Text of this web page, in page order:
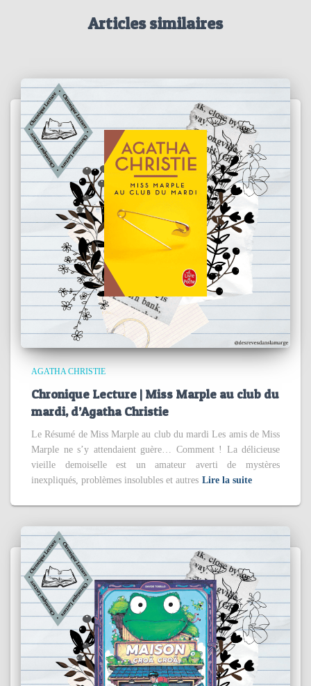
Articles similaires
AGATHA CHRISTIE
Chronique Lecture | Miss Marple au club du
mardi, d’Agatha Christie
Le Résumé de Miss Marple au club du mardi Les amis de Miss
Marple ne s’y attendaient guère… Comment ! La délicieuse
vieille demoiselle est un amateur averti de mystères
inexpliqués, problèmes insolubles et autres Lire la suite